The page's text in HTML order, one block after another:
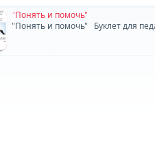
"Понять и помочь"
"Понять и помочь" Буклет для